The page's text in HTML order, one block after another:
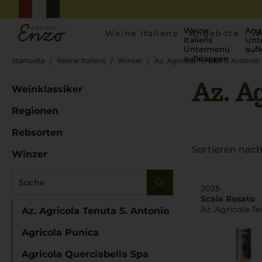
Weine Italiens
Weine
Italiens
Untermenü
aufklappen
Angebote
Startseite Weine Italiens Winzer Az. Agricola Tenuta S. Antonio
Weinklassiker
Regionen
Rebsorten
Winzer
Az. Agricola Tenuta S. Antonio
Agricola Punica
Agricola Querciabella Spa
Az.
Sortieren
2025
Scaia Rosato
Az. Agricola